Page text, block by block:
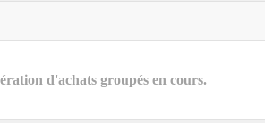
d'achats groupés en cours.